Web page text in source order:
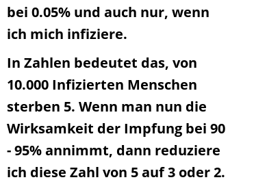
bei 0.05% und auch nur, wenn
ich mich infiziere.
In Zahlen bedeutet das, von
10.000 Infizierten Menschen
sterben 5. Wenn man nun die
Wirksamkeit der Impfung bei 90
- 95% annimmt, dann reduziere
ich diese Zahl von 5 auf 3 oder 2.